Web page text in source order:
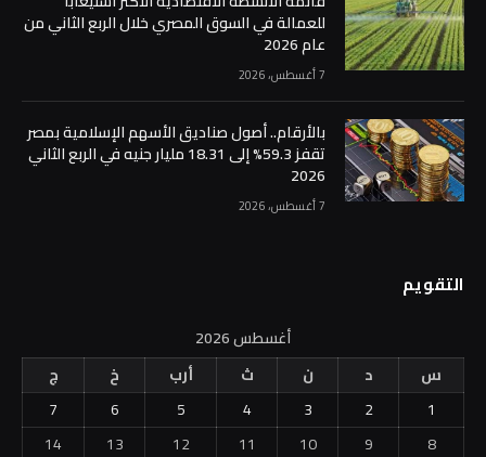
بالأرقام.. أصول صناديق الأسهم الإسلامية بمصر
2026
7 أغسطس، 2026
التقويم
س
11
15
16
17
18
19
20
21
22
23
24
25
26
27
28
29
30
31